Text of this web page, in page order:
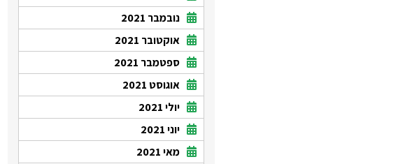
נובמבר 2021
אוקטובר 2021
ספטמבר 2021
אוגוסט 2021
יולי 2021
יוני 2021
מאי 2021